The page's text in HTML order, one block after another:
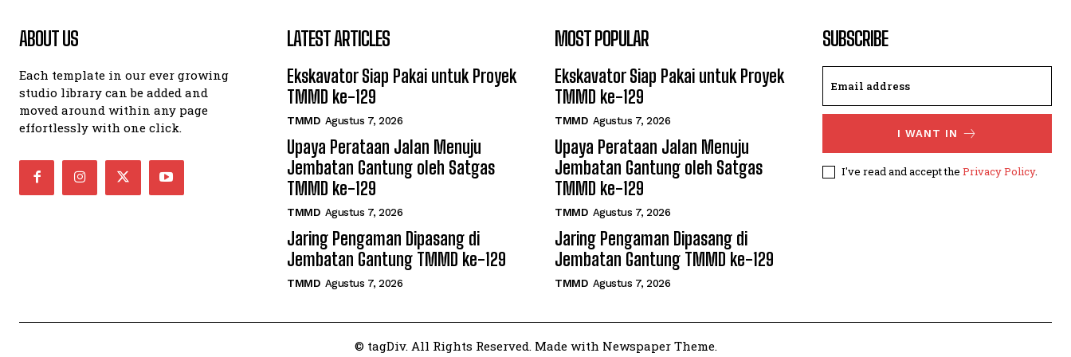
ABOUT US
Each template in our ever growing
studio library can be added and
moved around within any page
effortlessly with one click.
LATEST ARTICLES
Ekskavator Siap Pakai untuk Proyek
TMMD ke-129
TMMD Agustus 7, 2026
Upaya Perataan Jalan Menuju
Jembatan Gantung oleh Satgas
TMMD ke-129
TMMD Agustus 7, 2026
Jaring Pengaman Dipasang di
Jembatan Gantung TMMD ke-129
TMMD Agustus 7, 2026
MOST POPULAR
Ekskavator Siap Pakai untuk Proyek
TMMD ke-129
TMMD Agustus 7, 2026
Upaya Perataan Jalan Menuju
Jembatan Gantung oleh Satgas
TMMD ke-129
TMMD Agustus 7, 2026
Jaring Pengaman Dipasang di
Jembatan Gantung TMMD ke-129
TMMD Agustus 7, 2026
SUBSCRIBE
I WANT IN
I've read and accept the Privacy Policy.
© tagDiv. All Rights Reserved. Made with Newspaper Theme.